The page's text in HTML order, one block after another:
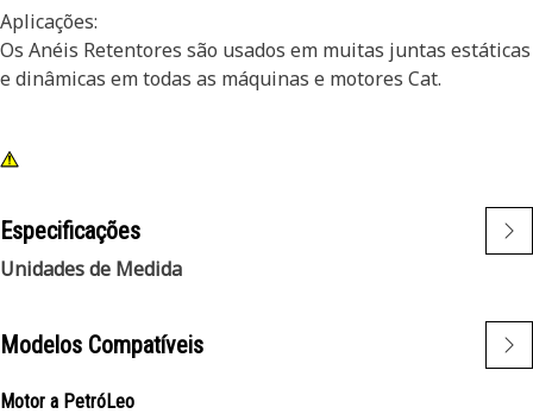
Aplicações:
Os Anéis Retentores são usados em muitas juntas estáticas
e dinâmicas em todas as máquinas e motores Cat.
Especificações
Unidades de Medida
Modelos Compatíveis
Motor a PetróLeo